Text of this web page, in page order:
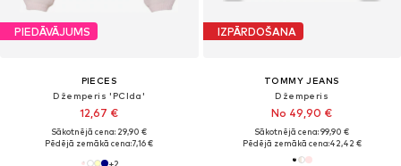
PIEDĀVĀJUMS
PIECES
Džemperis 'PCIda'
12,67 €
Sākotnējā cena: 29,90 €
Pēdējā zemākā cena:7,16 €
+2
IZPĀRDOŠANA
TOMMY JEANS
Džemperis
No 49,90 €
Sākotnējā cena: 99,90 €
Pēdējā zemākā cena:42,42 €